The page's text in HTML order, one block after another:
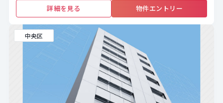
詳細を見る 物件エントリー
中央区